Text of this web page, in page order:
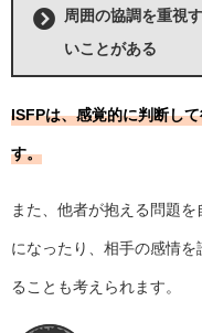
周囲の協調を重視
いことがある
ISFPは、感覚的に判断し
す。
また、他者が抱える問題
になったり、相手の感情
ることも考えられます。